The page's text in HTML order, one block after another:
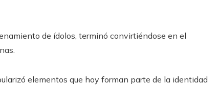
de ídolos, terminó convirtiéndose en el
elementos que hoy forman parte de la identidad